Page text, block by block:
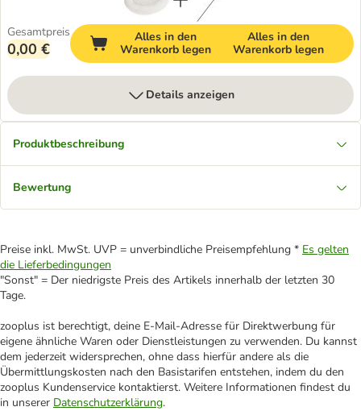
Gesamtpreis
0,00 €
Alles in den
Warenkorb legen
Alles in den
Warenkorb legen
Details anzeigen
Produktbeschreibung
Bewertung
Preise inkl. MwSt. UVP = unverbindliche Preisempfehlung * Es gelten
die Lieferbedingungen
"Sonst" = Der niedrigste Preis des Artikels innerhalb der letzten 30
Tage.
zooplus ist berechtigt, deine E-Mail-Adresse für Direktwerbung für
eigene ähnliche Waren oder Dienstleistungen zu verwenden. Du kannst
dem jederzeit widersprechen, ohne dass hierfür andere als die
Übermittlungskosten nach den Basistarifen entstehen, indem du den
zooplus Kundenservice kontaktierst. Weitere Informationen findest du
in unserer Datenschutzerklärung.